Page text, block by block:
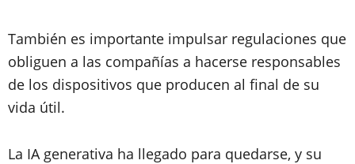
También es importante impulsar regulaciones que
obliguen a las compañías a hacerse responsables
de los dispositivos que producen al final de su
vida útil.
La IA generativa ha llegado para quedarse, y su